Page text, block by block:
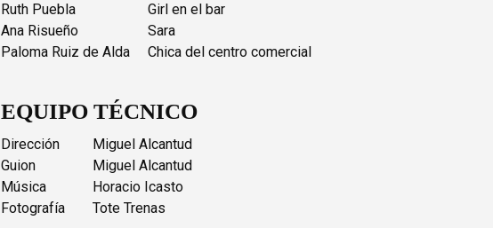
Ruth Puebla
Girl en el bar
Ana Risueño
Sara
Paloma Ruiz de Alda
Chica del centro comercial
EQUIPO TÉCNICO
Dirección
Miguel Alcantud
Guion
Miguel Alcantud
Música
Horacio Icasto
Fotografía
Tote Trenas